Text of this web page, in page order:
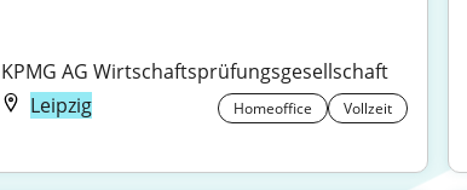
KPMG AG Wirtschaftsprüfungsgesellschaft
Leipzig
Homeoffice Vollzeit